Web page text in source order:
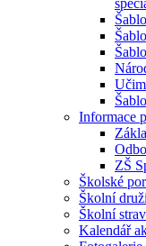
Informace
ZŠ
Školské
Školní
Školní
Kalendář